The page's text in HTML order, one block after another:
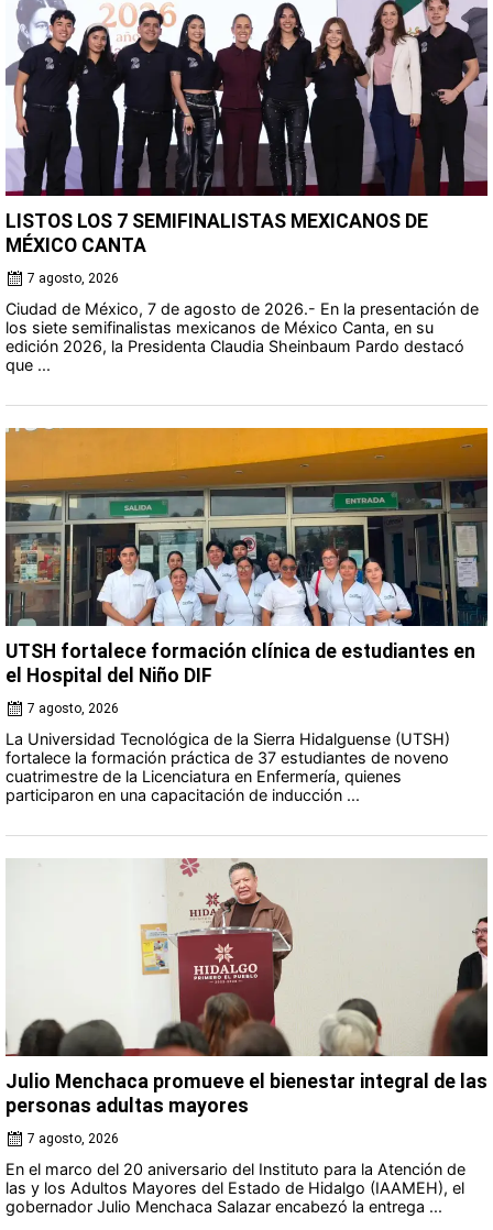
LISTOS LOS 7 SEMIFINALISTAS MEXICANOS DE
MÉXICO CANTA
7 agosto, 2026
Ciudad de México, 7 de agosto de 2026.- En la presentación de
los siete semifinalistas mexicanos de México Canta, en su
edición 2026, la Presidenta Claudia Sheinbaum Pardo destacó
que ...
UTSH fortalece formación clínica de estudiantes en
el Hospital del Niño DIF
7 agosto, 2026
La Universidad Tecnológica de la Sierra Hidalguense (UTSH)
fortalece la formación práctica de 37 estudiantes de noveno
cuatrimestre de la Licenciatura en Enfermería, quienes
participaron en una capacitación de inducción ...
Julio Menchaca promueve el bienestar integral de las
personas adultas mayores
7 agosto, 2026
En el marco del 20 aniversario del Instituto para la Atención de
las y los Adultos Mayores del Estado de Hidalgo (IAAMEH), el
gobernador Julio Menchaca Salazar encabezó la entrega ...